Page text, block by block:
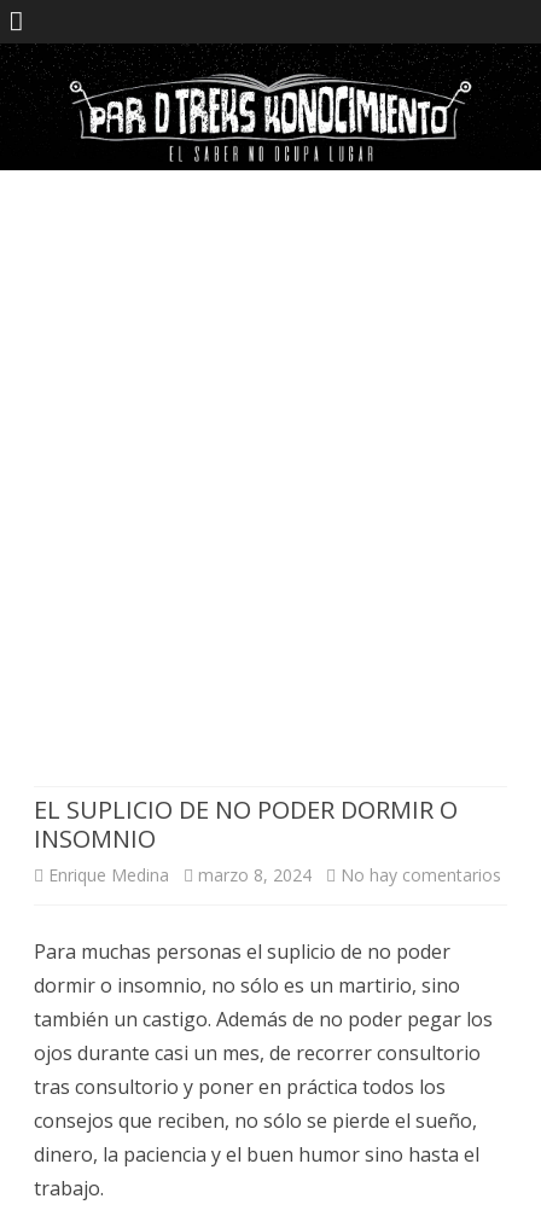
Saltar
EL SUPLICIO DE NO PODER DORMIR O
INSOMNIO
Enrique Medina marzo 8, 2024 No hay comentarios
Para muchas personas el suplicio de no poder
dormir o insomnio, no sólo es un martirio, sino
también un castigo. Además de no poder pegar los
ojos durante casi un mes, de recorrer consultorio
tras consultorio y poner en práctica todos los
consejos que reciben, no sólo se pierde el sueño,
dinero, la paciencia y el buen humor sino hasta el
trabajo.